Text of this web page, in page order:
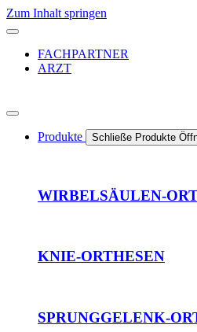
Zum Inhalt springen
FACHPARTNER
ARZT
Produkte Schließe Produkte
WIRBELSÄULEN-
KNIE-ORTHESEN
SPRUNGGELENK-